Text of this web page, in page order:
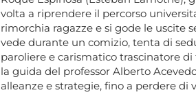
volta a riprendere il percorso
rimorchia ragazze e si gode le uscite
vede durante un comizio, tenta di
paroliere e carismatico trascinatore
la guida del professor Alberto
alleanze e strategie, fino a perdere di